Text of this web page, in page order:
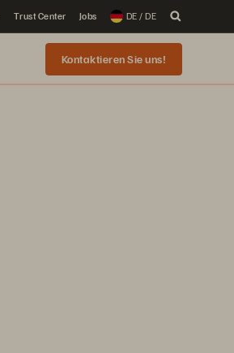
Trust Center Jobs DE / DE
Kontaktieren Sie uns!